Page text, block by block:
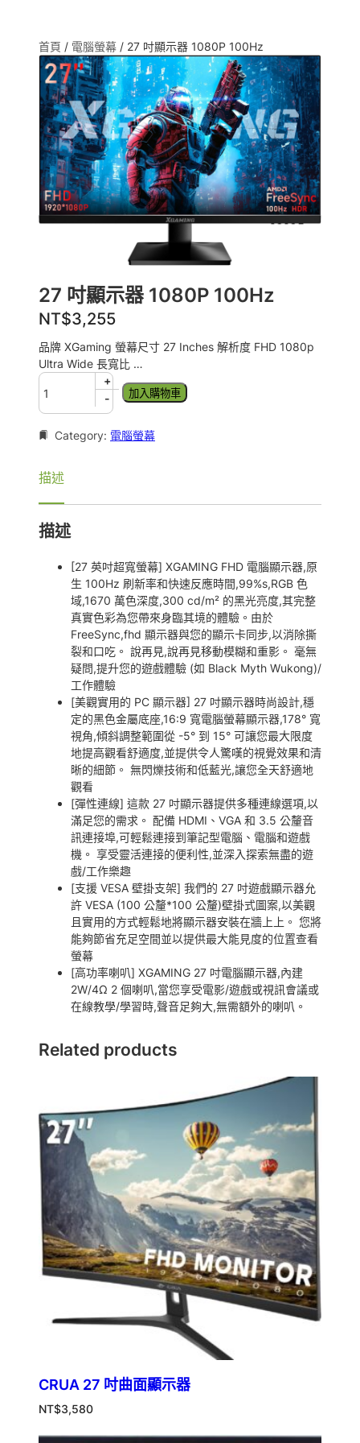
首頁 / 電腦螢幕 / 27 吋顯示器 1080P 100Hz
27 吋顯示器 1080P 100Hz
NT$3,255
品牌 XGaming 螢幕尺寸 27 Inches 解析度 FHD 1080p
Ultra Wide 長寬比 …
2
吋
顯
1
0
+
-
加入購物車
Category: 電腦螢幕
描述
描述
[27 英吋超寬螢幕] XGAMING FHD 電腦顯示器,原
生 100Hz 刷新率和快速反應時間,99%s,RGB 色
域,1670 萬色深度,300 cd/m² 的黑光亮度,其完整
真實色彩為您帶來身臨其境的體驗。由於
FreeSync,fhd 顯示器與您的顯示卡同步,以消除撕
裂和口吃。 說再見,說再見移動模糊和重影。 毫無
疑問,提升您的遊戲體驗 (如 Black Myth Wukong)/
工作體驗
[美觀實用的 PC 顯示器] 27 吋顯示器時尚設計,穩
定的黑色金屬底座,16:9 寬電腦螢幕顯示器,178° 寬
視角,傾斜調整範圍從 -5° 到 15° 可讓您最大限度
地提高觀看舒適度,並提供令人驚嘆的視覺效果和清
晰的細節。 無閃爍技術和低藍光,讓您全天舒適地
觀看
[彈性連線] 這款 27 吋顯示器提供多種連線選項,以
滿足您的需求。 配備 HDMI、VGA 和 3.5 公釐音
訊連接埠,可輕鬆連接到筆記型電腦、電腦和遊戲
機。 享受靈活連接的便利性,並深入探索無盡的遊
戲/工作樂趣
[支援 VESA 壁掛支架] 我們的 27 吋遊戲顯示器允
許 VESA (100 公釐*100 公釐)壁掛式圖案,以美觀
且實用的方式輕鬆地將顯示器安裝在牆上上。 您將
能夠節省充足空間並以提供最大能見度的位置查看
螢幕
[高功率喇叭] XGAMING 27 吋電腦顯示器,內建
2W/4Ω 2 個喇叭,當您享受電影/遊戲或視訊會議或
在線教學/學習時,聲音足夠大,無需額外的喇叭。
Related products
CRUA 27 吋曲面顯示器
NT$3,580